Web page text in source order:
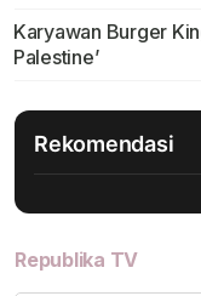
Karyawan Burger
Palestine’
Rekomendasi
Republika TV